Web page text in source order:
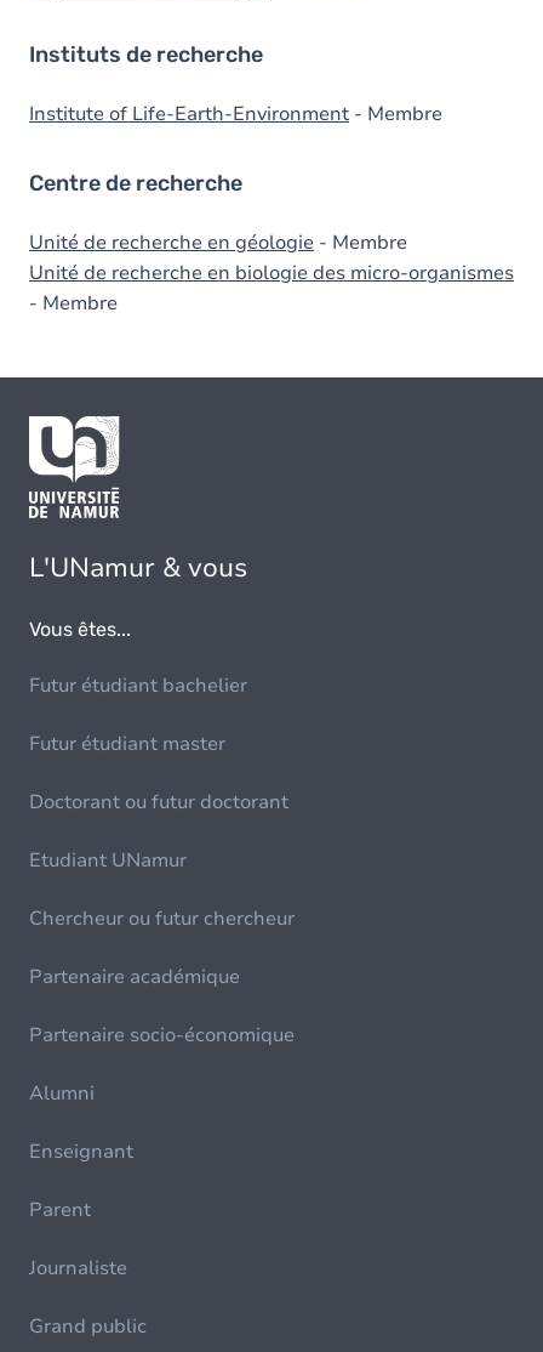
Instituts de recherche
Institute of Life-Earth-Environment - Membre
Centre de recherche
Unité de recherche en géologie - Membre
Unité de recherche en biologie des micro-organismes
- Membre
L'UNamur & vous
Vous êtes...
Futur étudiant bachelier
Futur étudiant master
Doctorant ou futur doctorant
Etudiant UNamur
Chercheur ou futur chercheur
Partenaire académique
Partenaire socio-économique
Alumni
Enseignant
Parent
Journaliste
Grand public